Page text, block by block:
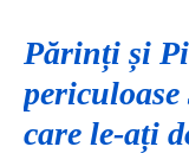
Părinți și
care le-ați